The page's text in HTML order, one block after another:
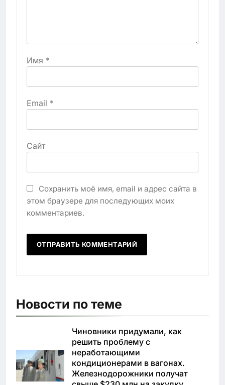
Имя *
Email *
Сайт
Сохранить моё имя, email и адрес сайта в
этом браузере для последующих моих
комментариев.
Новости по теме
Чиновники придумали, как
решить проблему с
неработающими
кондиционерами в вагонах.
Железнодорожники получат